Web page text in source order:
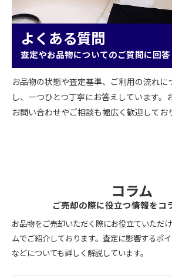
よくある質問
査定やお品物についてのご質問に回答
お品物の状態や査定基準、ご利用の流れに
し、一つひとつ丁寧にお答えしています。
お問い合わせやご相談も幅広く歓迎してお
ご売却の際に役立つ情報をコ
コラム
お品物をご売却いただく際にお役立ていただ
ムでご紹介しております。査定に影響するポ
などについても詳しく解説しています。